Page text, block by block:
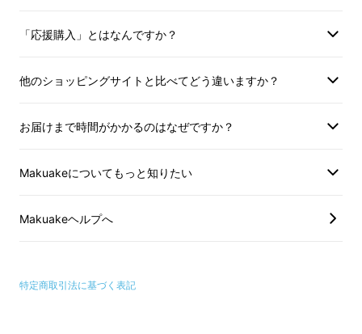
インターフェースはType-C、Type-A USB
「応援購入」とはなんですか？
他のショッピングサイトと比べてどう違いますか？
お届けまで時間がかかるのはなぜですか？
Makuakeについてもっと知りたい
Makuakeヘルプへ
特定商取引法に基づく表記